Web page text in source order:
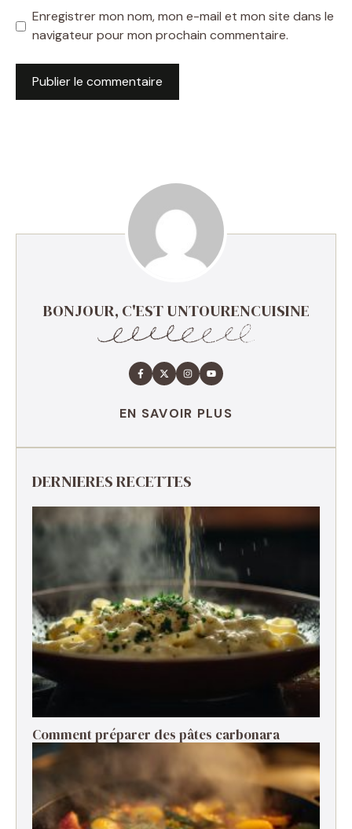
Enregistrer mon nom, mon e-mail et mon site dans le
navigateur pour mon prochain commentaire.
BONJOUR, C'EST UNTOURENCUISINE
EN SAVOIR PLUS
DERNIERES RECETTES
Comment préparer des pâtes carbonara ​